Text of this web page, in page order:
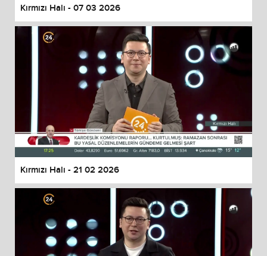
Kırmızı Halı - 07 03 2026
Kırmızı Halı - 21 02 2026